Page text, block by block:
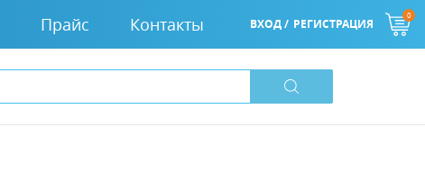
Прайс Контакты ВХОД / РЕГИСТРАЦИЯ
0